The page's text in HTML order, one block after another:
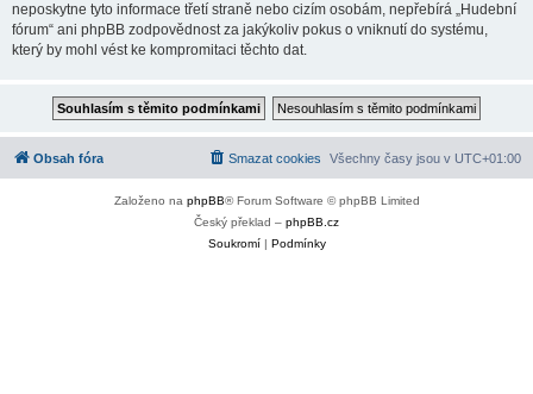
neposkytne tyto informace třetí straně nebo cizím osobám, nepřebírá „Hudební
fórum“ ani phpBB zodpovědnost za jakýkoliv pokus o vniknutí do systému,
který by mohl vést ke kompromitaci těchto dat.
Obsah fóra Všechny časy jsou v UTC+01:00
Smazat cookies
Založeno na phpBB® Forum Software © phpBB Limited
Český překlad – phpBB.cz
Soukromí| Podmínky